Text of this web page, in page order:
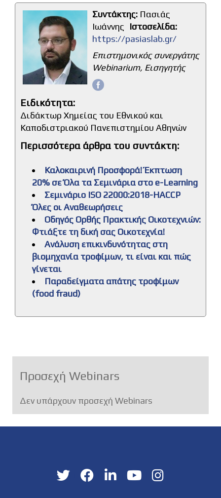
Υποβολή
Συντάκτης: Πασιάς
Ιωάννης
Ιστοσελίδα:
https://pasiaslab.gr/
Επιστημονικός συνεργάτης
Webinarium, Εισηγητής
Ειδικότητα:
Διδάκτωρ Χημείας του Εθνικού και
Καποδιστριακού Πανεπιστημίου Αθηνών
Περισσότερα άρθρα του συντάκτη:
Καλοκαιρινή Προσφορά! Έκπτωση
20% σε Όλα τα Σεμινάρια στο e-Learning
Σεμινάριο ISO 22000:2018-HACCP
Όλες οι Αναθεωρήσεις
Οδηγός Ορθής Πρακτικής Οικοτεχνιών:
Φτιάξτε τη δική σας Οικοτεχνία!
Ανάλυση επικινδυνότητας στη
βιομηχανία τροφίμων, τι είναι και πώς
γίνεται
Παραδείγματα απάτης τροφίμων
(food fraud)
Προσεχή Webinars
Δεν υπάρχουν προσεχή Webinars